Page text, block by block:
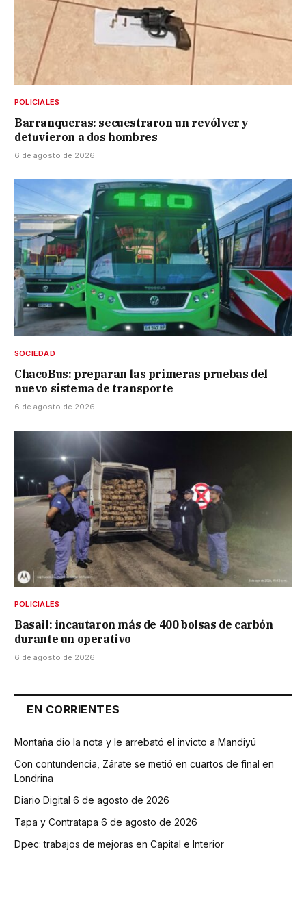
POLICIALES
Barranqueras: secuestraron un revólver y
detuvieron a dos hombres
6 de agosto de 2026
SOCIEDAD
ChacoBus: preparan las primeras pruebas del
nuevo sistema de transporte
6 de agosto de 2026
POLICIALES
Basail: incautaron más de 400 bolsas de carbón
durante un operativo
6 de agosto de 2026
EN CORRIENTES
Montaña dio la nota y le arrebató el invicto a Mandiyú
Con contundencia, Zárate se metió en cuartos de final en
Londrina
Diario Digital 6 de agosto de 2026
Tapa y Contratapa 6 de agosto de 2026
Dpec: trabajos de mejoras en Capital e Interior